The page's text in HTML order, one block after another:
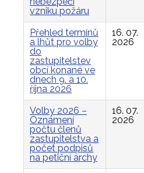
vzniku požáru
Přehled termínů
a lhůt pro volby
do
zastupitelstev
obcí konané ve
dnech 9. a 10.
října 2026
16. 07.
2026
Volby 2026 –
Oznámení
počtu členů
zastupitelstva a
počet podpisů
na petiční archy
16. 07.
2026